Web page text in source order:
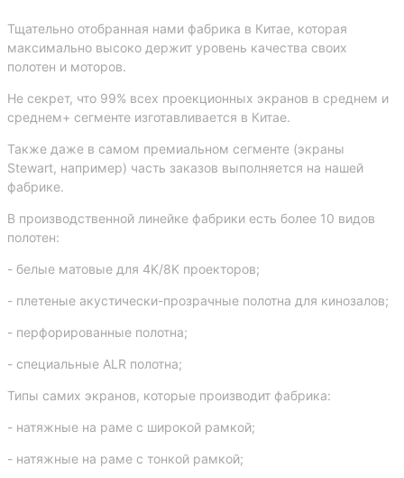
Тщательно отобранная нами фабрика в Китае, которая
максимально высоко держит уровень качества своих
полотен и моторов.
Не секрет, что 99% всех проекционных экранов в среднем и
среднем+ сегменте изготавливается в Китае.
Также даже в самом премиальном сегменте (экраны
Stewart, например) часть заказов выполняется на нашей
фабрике.
В производственной линейке фабрики есть более 10 видов
полотен:
- белые матовые для 4K/8K проекторов;
- плетеные акустически-прозрачные полотна для кинозалов;
- перфорированные полотна;
- специальные ALR полотна;
Типы самих экранов, которые производит фабрика:
- натяжные на раме с широкой рамкой;
- натяжные на раме с тонкой рамкой;